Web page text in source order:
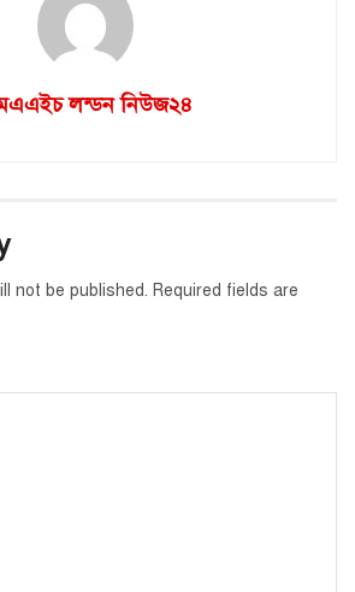
লন্ডন নিউজ২৪
not be published. Required fields are